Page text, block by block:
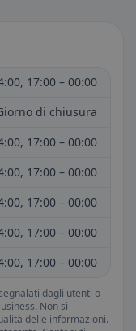
17:00 – 00:00
di chiusura
17:00 – 00:00
17:00 – 00:00
17:00 – 00:00
17:00 – 00:00
17:00 – 00:00
dagli utenti o
Non si
delle informazioni.